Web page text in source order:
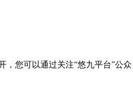
，您可以通过关注“悠九平台”公众